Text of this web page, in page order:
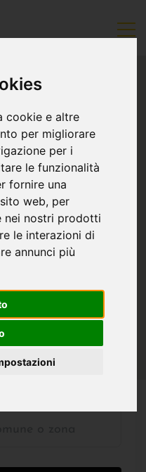
cookie e altre
per migliorare
per i
le funzionalità
fornire una
web, per
nei nostri prodotti
le interazioni di
annunci più